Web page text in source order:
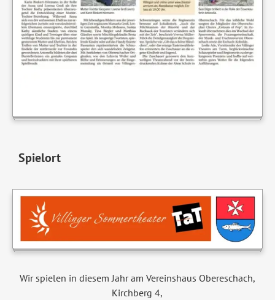
Spielort
Wir spielen in diesem Jahr am Vereinshaus Obereschach,
Kirchberg 4,